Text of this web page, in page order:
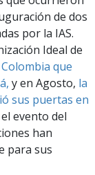
de dos
por la IAS.
Ideal de
que
y en Agosto, la
sus puertas en
evento del
han
para sus